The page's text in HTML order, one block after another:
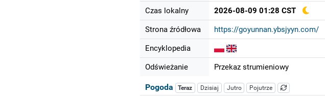
Czas lokalny 2026-08-09 01:28 CST
Strona źródłowa https://goyunnan.ybsjyyn.com/
Encyklopedia
Odświeżanie Przekaz strumieniowy
Pogoda Teraz Dzisiaj Jutro Pojutrze